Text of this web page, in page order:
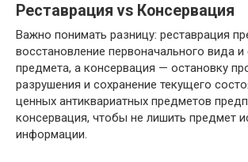
Реставрация vs Консервация
Важно понимать разницу: реставрация
восстановление первоначального вида
предмета, а консервация — остановку
разрушения и сохранение текущего
ценных антиквариатных предметов
консервация, чтобы не лишить предмет
информации.